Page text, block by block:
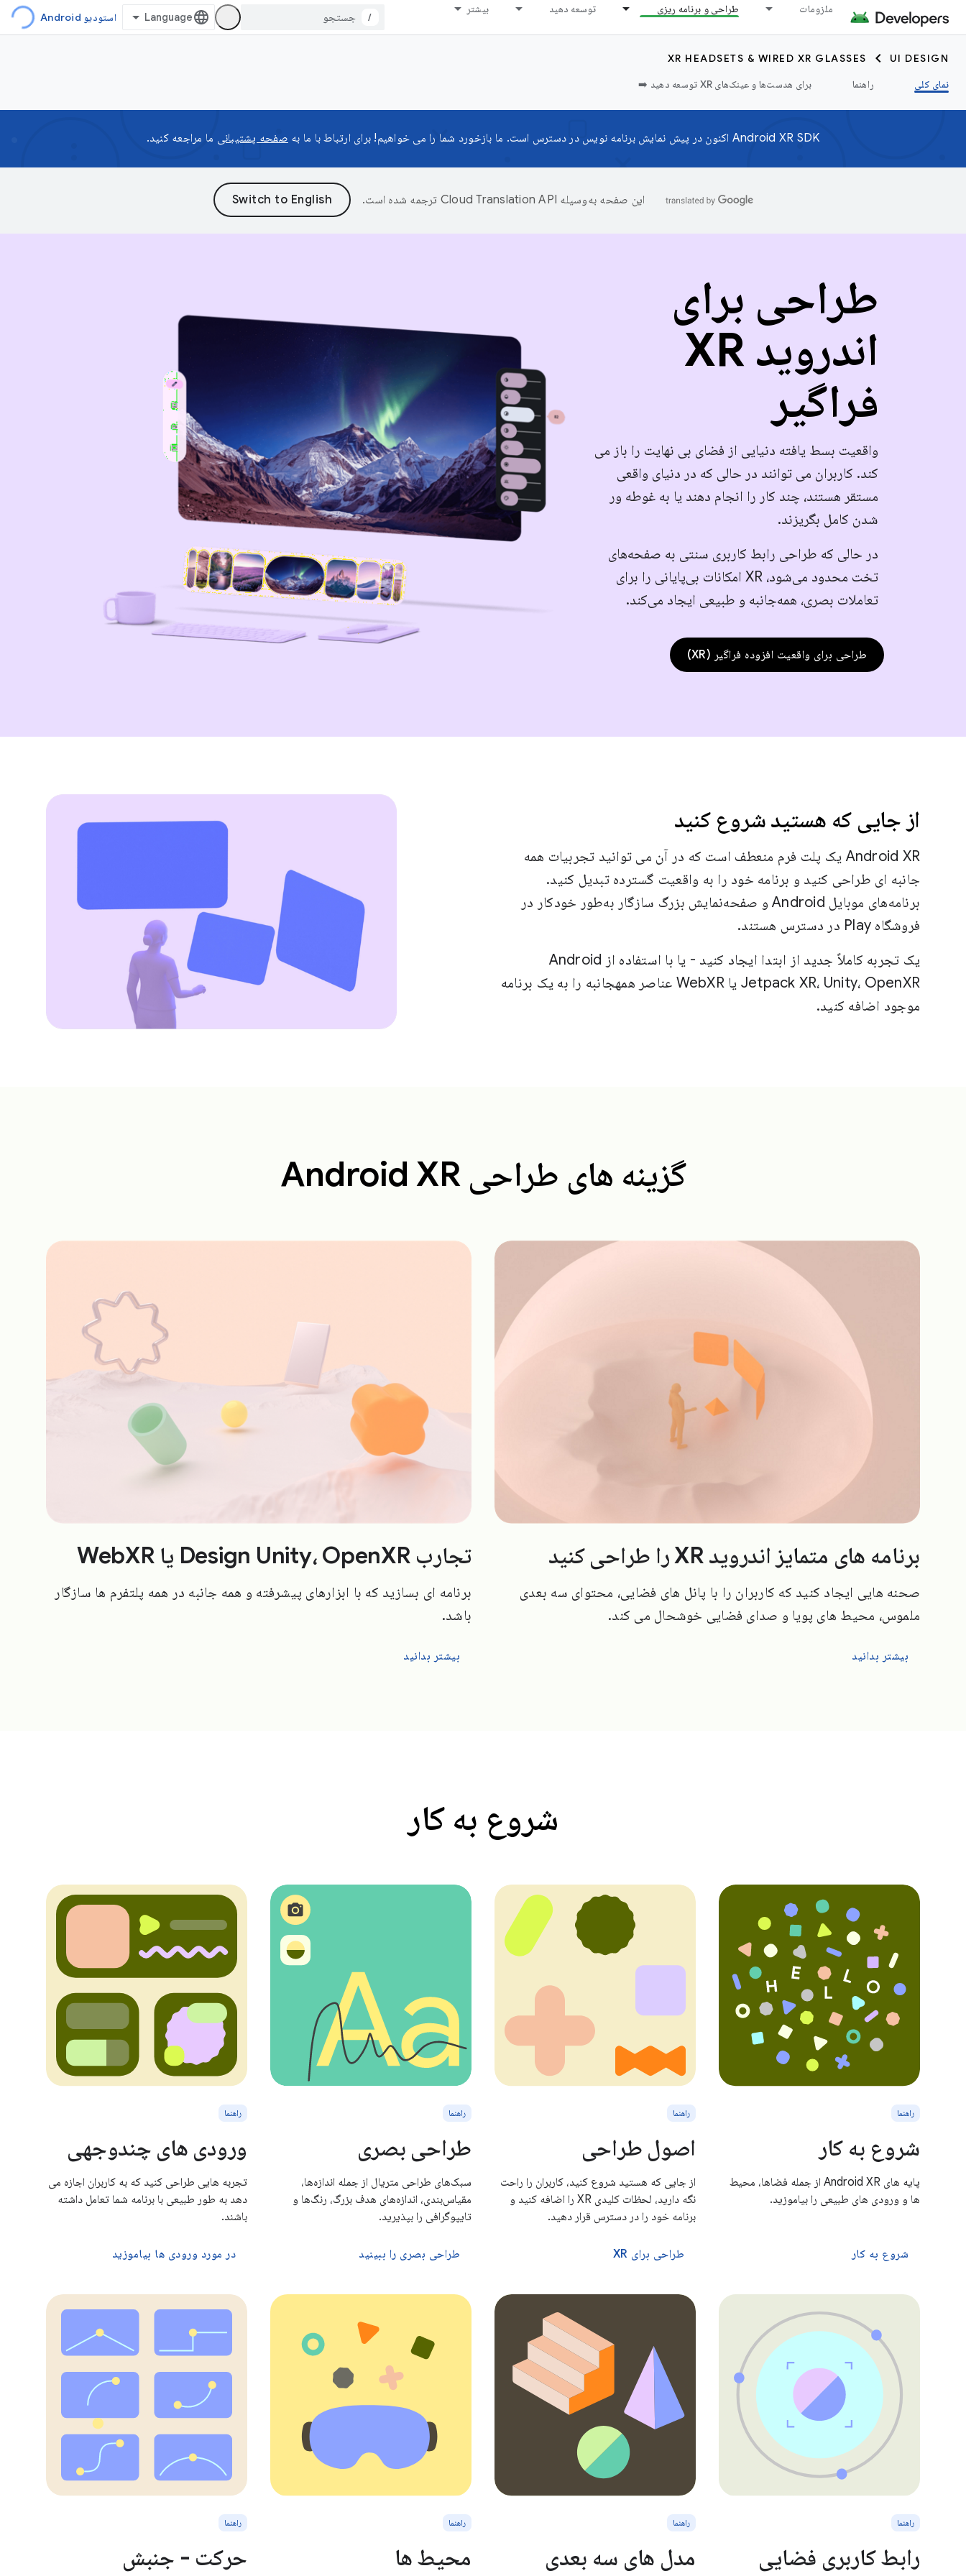
ملزومات طراحی و برنامه ریزی توسعه دهید بیشتر
/ استودیو Android
UI DESIGN
XR HEADSETS & WIRED XR GLASSES
نمای کلی
راهنما برای هدست‌ها و عینک‌های XR توسعه دهید ➡️
Android XR SDK اکنون در پیش نمایش برنامه نویس در دسترس است. ما بازخورد شما را می خواهیم! برای ارتباط با ما به صفحه پشتیبانی ما مراجعه کنید.
این صفحه به‌وسیله ترجمه شده است.
طراحی برای
اندروید XR
فراگیر
واقعیت بسط یافته دنیایی از فضای بی نهایت را باز می
کند. کاربران می توانند در حالی که در دنیای واقعی
مستقر هستند، چند کار را انجام دهند یا به غوطه ور
شدن کامل بگریزند.
در حالی که طراحی رابط کاربری سنتی به صفحه‌های
تخت محدود می‌شود، XR امکانات بی‌پایانی را برای
تعاملات بصری، همه‌جانبه و طبیعی ایجاد می‌کند.
طراحی برای واقعیت افزوده فراگیر (XR)
از جایی که هستید شروع کنید
Android XR یک پلت فرم منعطف است که در آن می توانید تجربیات همه
جانبه ای طراحی کنید و برنامه خود را به واقعیت گسترده تبدیل کنید.
برنامه‌های موبایل Android و صفحه‌نمایش بزرگ سازگار به‌طور خودکار در
فروشگاه Play در دسترس هستند.
یک تجربه کاملاً جدید از ابتدا ایجاد کنید - یا با استفاده از Android
Jetpack XR، Unity، OpenXR یا WebXR عناصر همهجانبه را به یک برنامه
موجود اضافه کنید.
گزینه های طراحی Android XR
برنامه های متمایز اندروید XR را طراحی کنید
صحنه هایی ایجاد کنید که کاربران را با پانل های فضایی، محتوای سه بعدی
ملموس، محیط های پویا و صدای فضایی خوشحال می کند.
بیشتر بدانید
تجارب Design Unity، OpenXR یا WebXR
برنامه ای بسازید که با ابزارهای پیشرفته و همه جانبه در همه پلتفرم ها سازگار
باشد.
بیشتر بدانید
شروع به کار
راهنما
شروع به کار
پایه های Android XR از جمله فضاها، محیط
ها و ورودی های طبیعی را بیاموزید.
شروع به کار
راهنما
اصول طراحی
از جایی که هستید شروع کنید، کاربران را راحت
نگه دارید، لحظات کلیدی XR را اضافه کنید و
برنامه خود را در دسترس قرار دهید.
طراحی برای XR
راهنما
طراحی بصری
سبک‌های طراحی متریال از جمله اندازه‌ها،
مقیاس‌بندی، اندازه‌های هدف بزرگ، رنگ‌ها و
تایپوگرافی را بپذیرید.
طراحی بصری را ببینید
راهنما
ورودی های چندوجهی
تجربه هایی طراحی کنید که به کاربران اجازه می
دهد به طور طبیعی با برنامه شما تعامل داشته
باشند.
در مورد ورودی ها بیاموزید
راهنما
رابط کاربری فضایی
راهنما
مدل های سه بعدی
راهنما
محیط ها
راهنما
حرکت - جنبش